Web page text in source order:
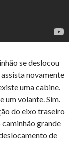
se deslocou
novamente
uma cabine.
um volante. Sim.
do eixo traseiro
grande
de